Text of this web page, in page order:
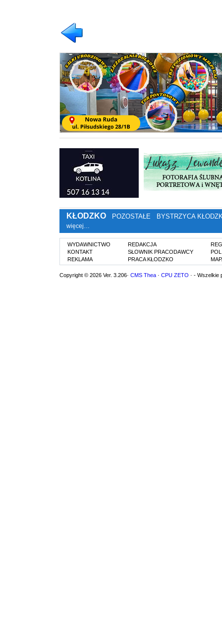
KŁODZKO POZOSTAŁE BYSTRZYCA
więcej…
WYDAWNICTWO
KONTAKT
REKLAMA
REDAKCJA
SŁOWNIK PRACODAWCY
PRACA KŁODZKO
Copyright © 2026 Ver. 3.206· CMS Thea · CPU ZETO · - Wszelkie